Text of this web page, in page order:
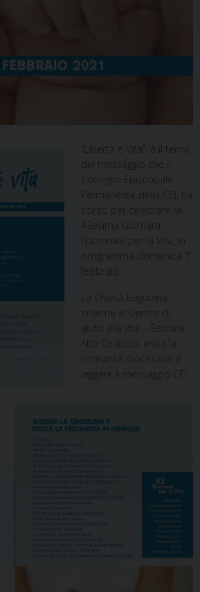
“Libertà e Vita”, è il tema
del messaggio che il
Consiglio Episcopale
Permanente della CEI, ha
scelto per celebrare la
43esima Giornata
Nazionale per la Vita, in
programma domenica 7
febbraio.
La Chiesa Eugubina
insieme al Centro di
aiuto alla vita – Sezione
Alto Chiascio, invita la
comunità diocesana a
leggere il messaggio CEI: